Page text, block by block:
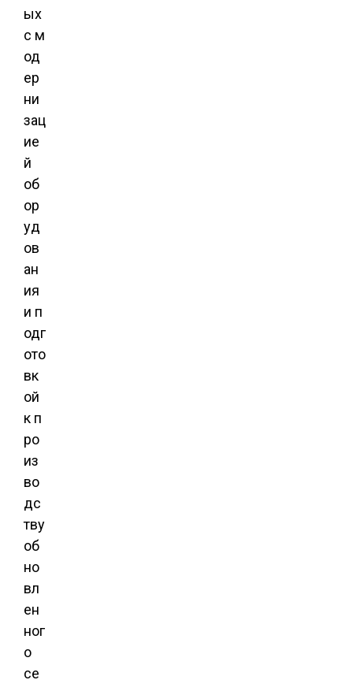
ых
с м
од
ер
ни
зац
ие
й
об
ор
уд
ов
ан
ия
и п
одг
ото
вк
ой
к п
ро
из
во
дс
тву
об
но
вл
ен
ног
о
се